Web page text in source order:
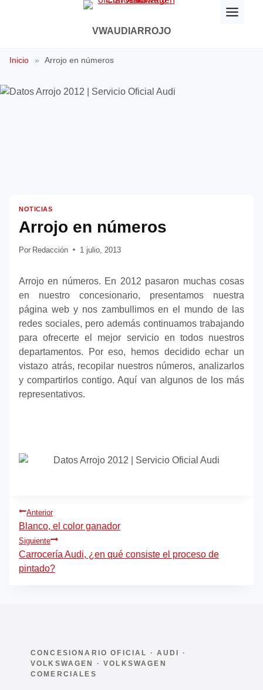
VWAUDIARROJO
Inicio » Arrojo en números
NOTICIAS
Arrojo en números
Por Redacción 1 julio, 2013
Arrojo en números. En 2012 pasaron muchas cosas
en nuestro concesionario, presentamos nuestra
página web y nos zambullimos en el mundo de las
redes sociales, pero además continuamos trabajando
para ofrecerte el mejor servicio en todos nuestros
departamentos. Por eso, hemos decidido echar un
vistazo atrás, recopilar nuestros números, analizarlos
y compartirlos contigo. Aquí van algunos de los más
representativos.
Navegación
de
entradas
Anterior
Blanco, el color ganador
Siguiente
Carrocería Audi, ¿en qué consiste el proceso de
pintado?
CONCESIONARIO OFICIAL · AUDI ·
VOLKSWAGEN · VOLKSWAGEN
COMERCIALES